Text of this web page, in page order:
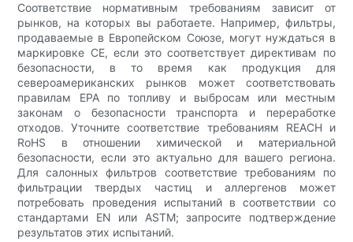
Соответствие нормативным требованиям зависит от
рынков, на которых вы работаете. Например, фильтры,
продаваемые в Европейском Союзе, могут нуждаться в
маркировке CE, если это соответствует директивам по
безопасности, в то время как продукция для
североамериканских рынков может соответствовать
правилам EPA по топливу и выбросам или местным
законам о безопасности транспорта и переработке
отходов. Уточните соответствие требованиям REACH и
RoHS в отношении химической и материальной
безопасности, если это актуально для вашего региона.
Для салонных фильтров соответствие требованиям по
фильтрации твердых частиц и аллергенов может
потребовать проведения испытаний в соответствии со
стандартами EN или ASTM; запросите подтверждение
результатов этих испытаний.